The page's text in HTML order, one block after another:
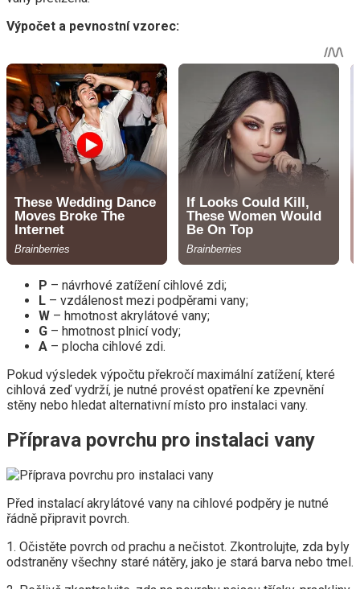
Výpočet a pevnostní vzorec:
Р – návrhové zatížení cihlové zdi;
L – vzdálenost mezi podpěrami vany;
W – hmotnost akrylátové vany;
G – hmotnost plnicí vody;
A – plocha cihlové zdi.
Pokud výsledek výpočtu překročí maximální zatížení, které
cihlová zeď vydrží, je nutné provést opatření ke zpevnění
stěny nebo hledat alternativní místo pro instalaci vany.
Příprava povrchu pro instalaci vany
Před instalací akrylátové vany na cihlové podpěry je nutné
řádně připravit povrch.
1. Očistěte povrch od prachu a nečistot. Zkontrolujte, zda byly
odstraněny všechny staré nátěry, jako je stará barva nebo tmel.